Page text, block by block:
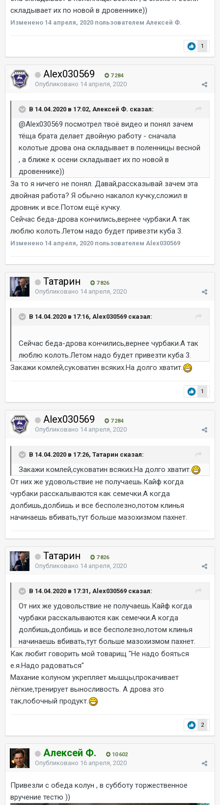
складывает их по новой в дровеннике))
Изменено 14 апреля, 2020 пользователем Алексей Ф.
1
Alex030569 7 284
Опубликовано 14 апреля, 2020
В 14.04.2020 в 17:02, Алексей Ф. сказал:
@Alex030569 посмотрел твоё видео и понял зачем
тёща брата делает двойную работу - сначала
колотые дрова она складывает в поленницы весной
, а ближе к осени складывает их по новой в
дровеннике))
За то я ничего не понял. Давай,рассказывай зачем эта
двойная работа? Я обычно накалол кучку,сложил в
дровник и все.Потом ещё кучку.
Сейчас беда-дрова кончились,вернее чурбаки.А так
люблю колоть.Летом надо будет привезти куба 3.
Изменено 14 апреля, 2020 пользователем Alex030569
Татарин 7 826
Опубликовано 14 апреля, 2020
В 14.04.2020 в 17:16, Alex030569 сказал:
Сейчас беда-дрова кончились,вернее чурбаки.А так
люблю колоть.Летом надо будет привезти куба 3.
Закажи комлей,суковатин всяких.На долго хватит.
1
Alex030569 7 284
Опубликовано 14 апреля, 2020
В 14.04.2020 в 17:26, Татарин сказал:
Закажи комлей,суковатин всяких.На долго хватит.
От них же удовольствие не получаешь.Кайф когда
чурбаки расскалываются как семечки.А когда
долбишь,долбишь и все бесполезно,потом клинья
начинаешь вбивать,тут больше мазохизмом пахнет.
Татарин 7 826
Опубликовано 14 апреля, 2020
В 14.04.2020 в 17:31, Alex030569 сказал:
От них же удовольствие не получаешь.Кайф когда
чурбаки расскалываются как семечки.А когда
долбишь,долбишь и все бесполезно,потом клинья
начинаешь вбивать,тут больше мазохизмом пахнет.
Как любит говорить мой товарищ "Не надо бояться
е.я.Надо радоваться"
Махание колуном укрепляет мышцы,прокачивает
лёгкие,тренирует выносливость. А дрова это
так,побочный продукт.
2
Алексей Ф. 10 602
Опубликовано 16 апреля, 2020
Привезли с обеда колун , в субботу торжественное
вручение тестю ))